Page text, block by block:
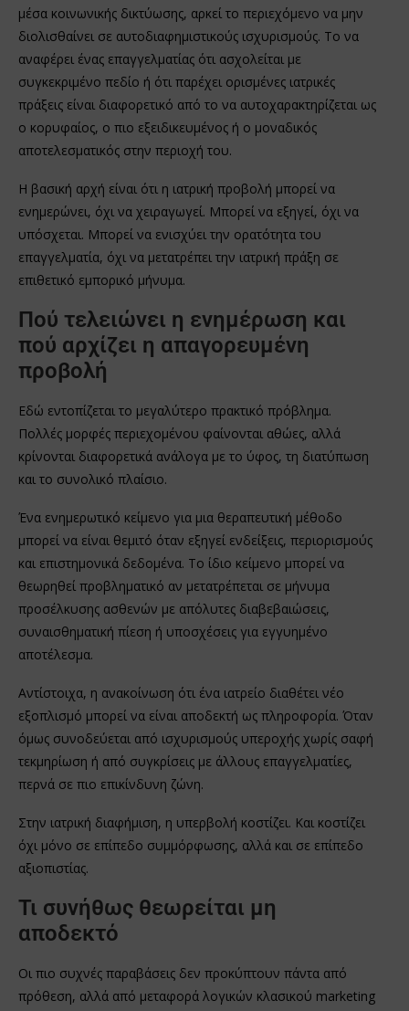
μέσα κοινωνικής δικτύωσης, αρκεί το περιεχόμενο να μην
διολισθαίνει σε αυτοδιαφημιστικούς ισχυρισμούς. Το να
αναφέρει ένας επαγγελματίας ότι ασχολείται με
συγκεκριμένο πεδίο ή ότι παρέχει ορισμένες ιατρικές
πράξεις είναι διαφορετικό από το να αυτοχαρακτηρίζεται ως
ο κορυφαίος, ο πιο εξειδικευμένος ή ο μοναδικός
αποτελεσματικός στην περιοχή του.
Η βασική αρχή είναι ότι η ιατρική προβολή μπορεί να
ενημερώνει, όχι να χειραγωγεί. Μπορεί να εξηγεί, όχι να
υπόσχεται. Μπορεί να ενισχύει την ορατότητα του
επαγγελματία, όχι να μετατρέπει την ιατρική πράξη σε
επιθετικό εμπορικό μήνυμα.
Πού τελειώνει η ενημέρωση και
πού αρχίζει η απαγορευμένη
προβολή
Εδώ εντοπίζεται το μεγαλύτερο πρακτικό πρόβλημα.
Πολλές μορφές περιεχομένου φαίνονται αθώες, αλλά
κρίνονται διαφορετικά ανάλογα με το ύφος, τη διατύπωση
και το συνολικό πλαίσιο.
Ένα ενημερωτικό κείμενο για μια θεραπευτική μέθοδο
μπορεί να είναι θεμιτό όταν εξηγεί ενδείξεις, περιορισμούς
και επιστημονικά δεδομένα. Το ίδιο κείμενο μπορεί να
θεωρηθεί προβληματικό αν μετατρέπεται σε μήνυμα
προσέλκυσης ασθενών με απόλυτες διαβεβαιώσεις,
συναισθηματική πίεση ή υποσχέσεις για εγγυημένο
αποτέλεσμα.
Αντίστοιχα, η ανακοίνωση ότι ένα ιατρείο διαθέτει νέο
εξοπλισμό μπορεί να είναι αποδεκτή ως πληροφορία. Όταν
όμως συνοδεύεται από ισχυρισμούς υπεροχής χωρίς σαφή
τεκμηρίωση ή από συγκρίσεις με άλλους επαγγελματίες,
περνά σε πιο επικίνδυνη ζώνη.
Στην ιατρική διαφήμιση, η υπερβολή κοστίζει. Και κοστίζει
όχι μόνο σε επίπεδο συμμόρφωσης, αλλά και σε επίπεδο
αξιοπιστίας.
Τι συνήθως θεωρείται μη
αποδεκτό
Οι πιο συχνές παραβάσεις δεν προκύπτουν πάντα από
πρόθεση, αλλά από μεταφορά λογικών κλασικού marketing